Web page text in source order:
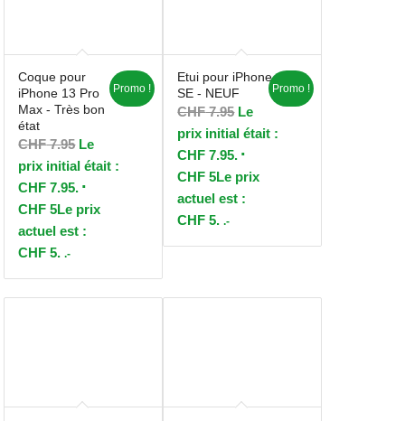
Coque pour
iPhone 13 Pro
Max - Très bon
état
CHF7.95 Le
prix initial était :
CHF 7.95.
CHF 5Le prix
actuel est :
CHF 5. .-
Promo !
Etui pour iPhone
SE - NEUF
CHF7.95 Le
prix initial était :
CHF 7.95.
CHF 5Le prix
actuel est :
CHF 5. .-
Promo !